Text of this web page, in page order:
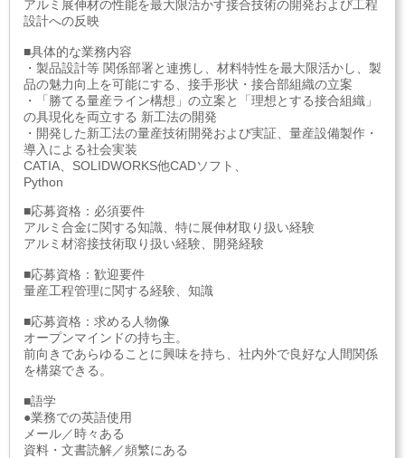
アルミ展伸材の性能を最大限活かす接合技術の開発および工程
設計への反映
■具体的な業務内容
・製品設計等 関係部署と連携し、材料特性を最大限活かし、製
品の魅力向上を可能にする、接手形状・接合部組織の立案
・「勝てる量産ライン構想」の立案と「理想とする接合組織」
の具現化を両立する 新工法の開発
・開発した新工法の量産技術開発および実証、量産設備製作・
導入による社会実装
CATIA、SOLIDWORKS他CADソフト、
Python
■応募資格：必須要件
アルミ合金に関する知識、特に展伸材取り扱い経験
アルミ材溶接技術取り扱い経験、開発経験
■応募資格：歓迎要件
量産工程管理に関する経験、知識
■応募資格：求める人物像
オープンマインドの持ち主。
前向きであらゆることに興味を持ち、社内外で良好な人間関係
を構築できる。
■語学
●業務での英語使用
メール／時々ある
資料・文書読解／頻繁にある